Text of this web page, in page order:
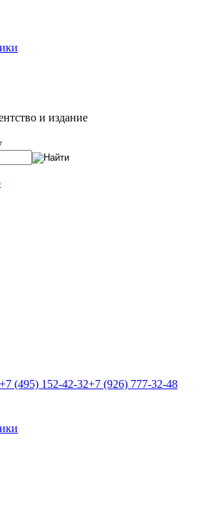
и издание
+7 (495) 152-42-32+7 (926) 777-32-48